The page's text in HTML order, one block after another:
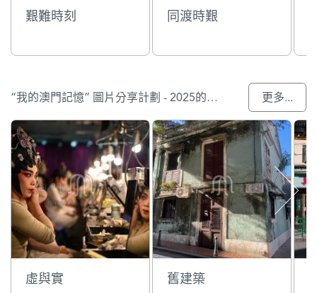
艱難時刻 同渡時艱
“我的澳門記憶” 圖片分享計劃 - 2025的入選作品 更多...
虛與實 舊建築